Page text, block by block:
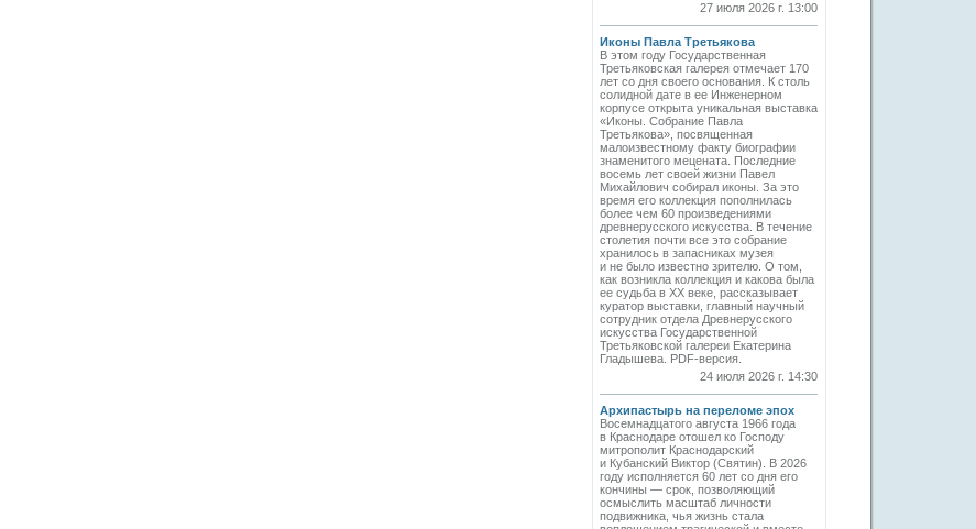
27 июля 2026 г. 13:00
Иконы Павла Третьякова
В этом году Государственная
Третьяковская галерея отмечает 170
лет со дня своего основания. К столь
солидной дате в ее Инженерном
корпусе открыта уникальная выставка
«Иконы. Собрание Павла
Третьякова», посвященная
малоизвестному факту биографии
знаменитого мецената. Последние
восемь лет своей жизни Павел
Михайлович собирал иконы. За это
время его коллекция пополнилась
более чем 60 произведениями
древнерусского искусства. В течение
столетия почти все это собрание
хранилось в запасниках музея
и не было известно зрителю. О том,
как возникла коллекция и какова была
ее судьба в ХХ веке, рассказывает
куратор выставки, главный научный
сотрудник отдела Древнерусского
искусства Государственной
Третьяковской галереи Екатерина
Гладышева. PDF-версия.
24 июля 2026 г. 14:30
Архипастырь на переломе эпох
Восемнадцатого августа 1966 года
в Краснодаре отошел ко Господу
митрополит Краснодарский
и Кубанский Виктор (Святин). В 2026
году исполняется 60 лет со дня его
кончины — срок, позволяющий
осмыслить масштаб личности
подвижника, чья жизнь стала